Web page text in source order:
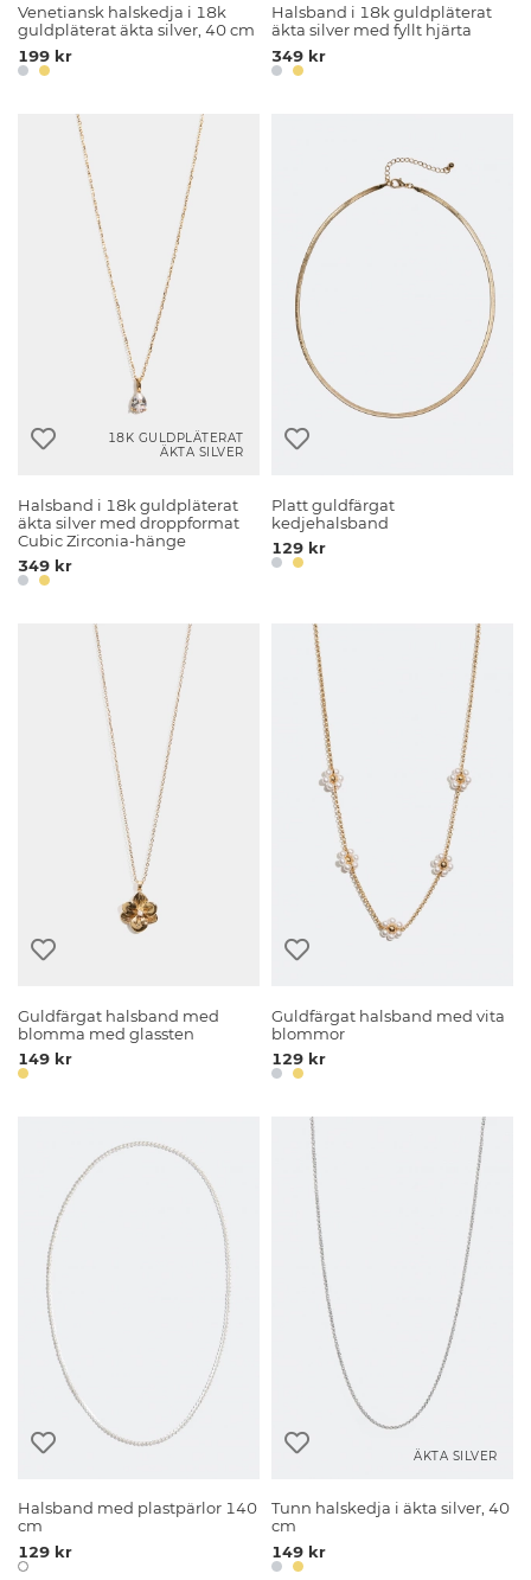
Venetiansk halskedja i 18k
guldpläterat äkta silver, 40 cm
199 kr
Halsband i 18k guldpläterat
äkta silver med fyllt hjärta
349 kr
18K GULDPLÄTERAT
ÄKTA SILVER
Halsband i 18k guldpläterat
äkta silver med droppformat
Cubic Zirconia-hänge
349 kr
Platt guldfärgat
kedjehalsband
129 kr
Guldfärgat halsband med
blomma med glassten
149 kr
Guldfärgat halsband med vita
blommor
129 kr
Halsband med plastpärlor 140
cm
129 kr
ÄKTA SILVER
Tunn halskedja i äkta silver, 40
cm
149 kr